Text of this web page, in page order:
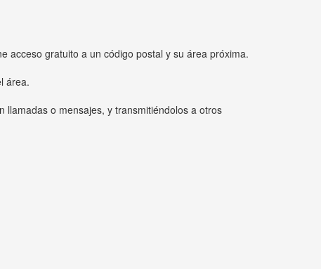
acceso gratuito a un código postal y su área próxima.
área.
llamadas o mensajes, y transmitiéndolos a otros